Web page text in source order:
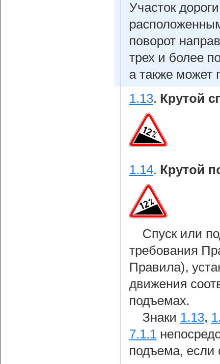
Участок
поворот
трех и более
а также может
1.13. Крутой
1.14. Крутой
Спуск или
требования
Правила),
движения
подъемах.
Знаки 1.13,
7.1.1
подъема, если